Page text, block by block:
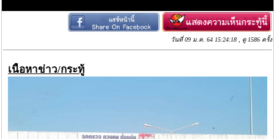
วันที่ 09 ม.ค. 64 15:24:18 , ดู 1586 ครั้ง
เนื้อหาข่าว/กระทู้